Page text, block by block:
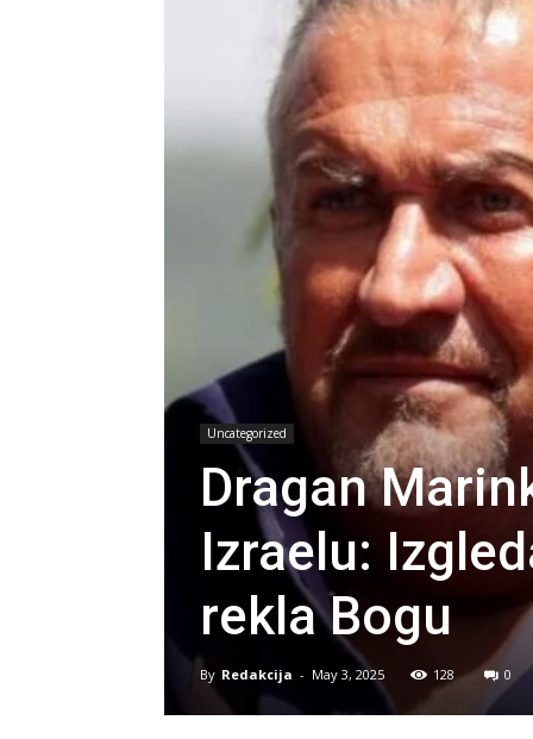
Uncategorized
Dragan
Izraelu:
rekla Bogu
By Redakcija - May 3, 2025 128 0